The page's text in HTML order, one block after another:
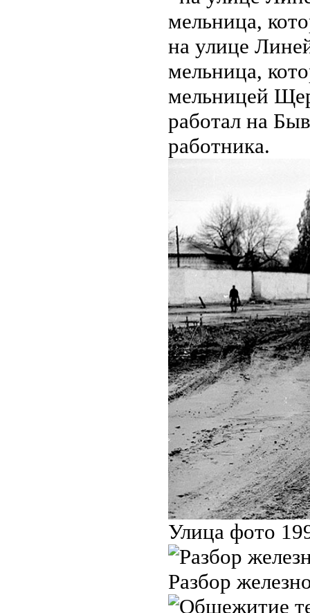
на улице
мельница,
мельницей
работал на
работника.
Улица фото
Разбор